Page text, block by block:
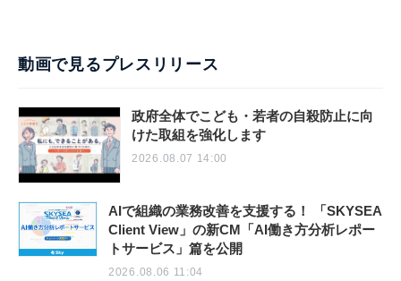
動画で見るプレスリリース
政府全体でこども・若者の自殺防止に向
けた取組を強化します
2026.08.07 14:00
AIで組織の業務改善を支援する！ 「SKYSEA
Client View」の新CM「AI働き方分析レポー
トサービス」篇を公開
2026.08.06 11:04